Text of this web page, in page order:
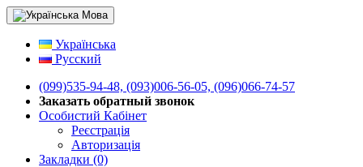
Мова
Українська
Русский
(099)535-94-48, (093)006-56-05, (096)066-74-57
Заказать обратный звонок
Особистий Кабінет
Реєстрація
Авторизація
Закладки (0)